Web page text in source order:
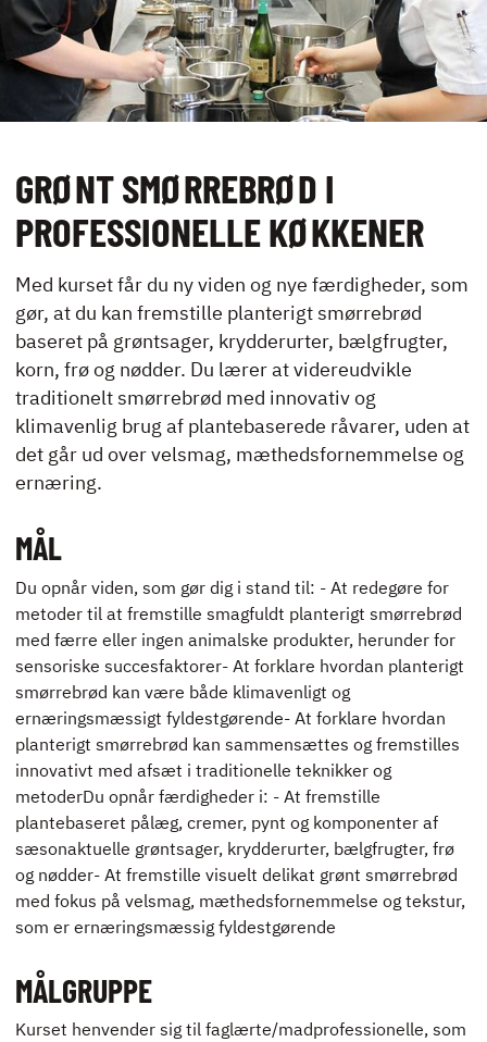
EVENTS
VIRKSOMHEDS­
KONTAKT
NYHEDER
JOBBØRS
FOR VIRKSOMHEDER
ELEVINTRA (LOGIN)
TIDLIGERE ELEV
GRØNT SMØRREBRØD I
PROFESSIONELLE KØKKENER
Med kurset får du ny viden og nye færdigheder, som
gør, at du kan fremstille planterigt smørrebrød
baseret på grøntsager, krydderurter, bælgfrugter,
korn, frø og nødder. Du lærer at videreudvikle
traditionelt smørrebrød med innovativ og
klimavenlig brug af plantebaserede råvarer, uden at
det går ud over velsmag, mæthedsfornemmelse og
ernæring.
MÅL
Du opnår viden, som gør dig i stand til: - At redegøre for
metoder til at fremstille smagfuldt planterigt smørrebrød
med færre eller ingen animalske produkter, herunder for
sensoriske succesfaktorer- At forklare hvordan planterigt
smørrebrød kan være både klimavenligt og
ernæringsmæssigt fyldestgørende- At forklare hvordan
planterigt smørrebrød kan sammensættes og fremstilles
innovativt med afsæt i traditionelle teknikker og
metoderDu opnår færdigheder i: - At fremstille
plantebaseret pålæg, cremer, pynt og komponenter af
sæsonaktuelle grøntsager, krydderurter, bælgfrugter, frø
og nødder- At fremstille visuelt delikat grønt smørrebrød
med fokus på velsmag, mæthedsfornemmelse og tekstur,
som er ernæringsmæssig fyldestgørende
MÅLGRUPPE
Kurset henvender sig til faglærte/madprofessionelle, som